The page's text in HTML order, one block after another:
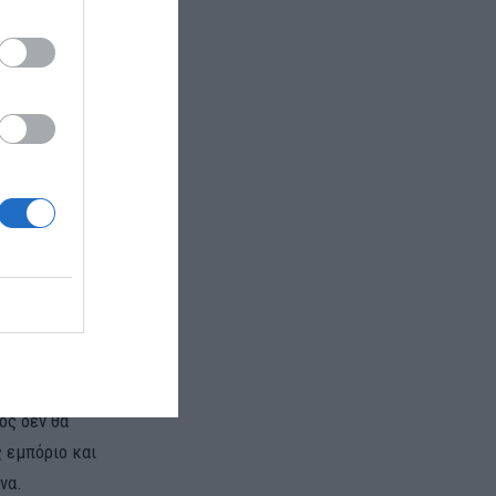
, η
να
το 9%
Κίνας, το
δεν θα
και